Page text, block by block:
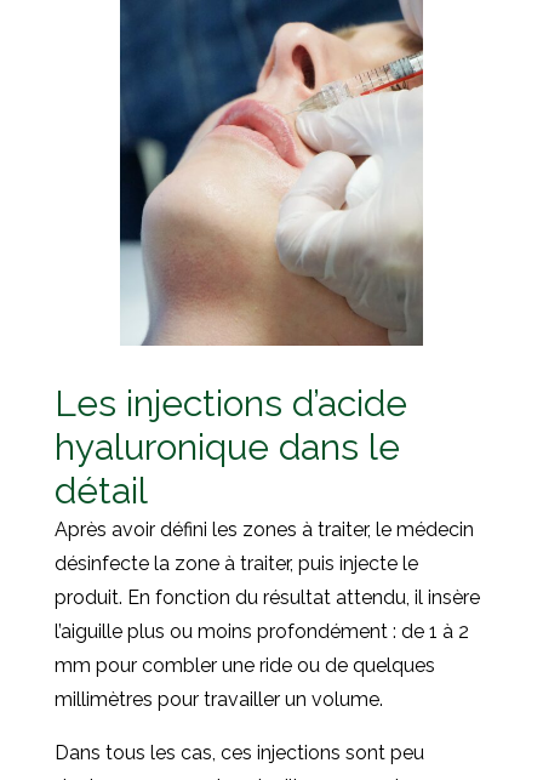
Les injections d’acide
hyaluronique dans le
détail
Après avoir défini les zones à traiter, le médecin
désinfecte la zone à traiter, puis injecte le
produit. En fonction du résultat attendu, il insère
l’aiguille plus ou moins profondément : de 1 à 2
mm pour combler une ride ou de quelques
millimètres pour travailler un volume.
Dans tous les cas, ces injections sont peu